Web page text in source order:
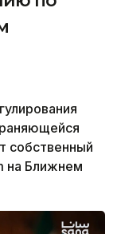
собственный
на Ближнем